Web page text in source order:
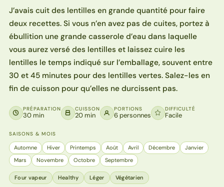
J’avais cuit des lentilles en grande quantité pour faire
deux recettes. Si vous n’en avez pas de cuites, portez à
ébullition une grande casserole d’eau dans laquelle
vous aurez versé des lentilles et laissez cuire les
lentilles le temps indiqué sur l’emballage, souvent entre
30 et 45 minutes pour des lentilles vertes. Salez-les en
fin de cuisson pour qu’elles ne durcissent pas.
PRÉPARATION
30 min
CUISSON
20 min
PORTIONS
6 personnes
DIFFICULTÉ
Facile
SAISONS & MOIS
Automne Hiver Printemps Août Avril Décembre
Janvier
Mars
Novembre Octobre Septembre
Four vapeur Healthy Léger Végétarien